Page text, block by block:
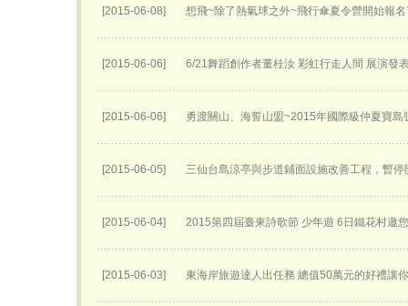
[2015-06-08] 想飛~除了熱氣球之外~飛行傘夏令營開始報名
[2015-06-06] 6/21舞蹈創作者董桂汝 彩虹行走人間 展演發
[2015-06-06] 勇渡關山、海誓山盟~2015年國際級仲夏寶島
[2015-06-05] 三仙台島涼亭與步道鋪面設施改善工程，暫停
[2015-06-04] 2015第四屆臺東詩歌節 少年遊 6日鐵花村邀
[2015-06-03] 東海岸旅遊達人出任務 總值50萬元的好禮讓